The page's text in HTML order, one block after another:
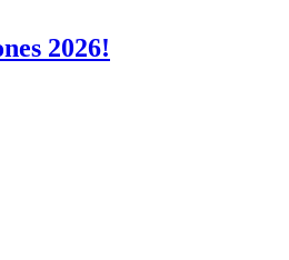
2026!